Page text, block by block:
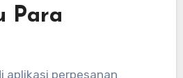
Para
aplikasi perpesanan